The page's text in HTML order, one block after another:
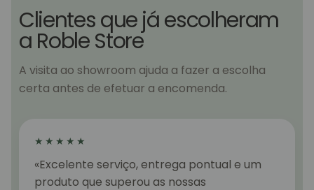
Clientes que já escolheram
a Roble Store
A visita ao showroom ajuda a fazer a escolha
certa antes de efetuar a encomenda.
★★★★★
«Excelente serviço, entrega pontual e um
produto que superou as nossas